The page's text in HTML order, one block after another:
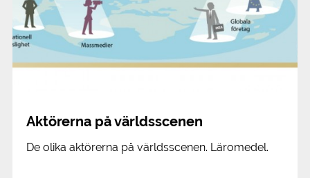
Aktörerna på världsscenen
De olika aktörerna på världsscenen. Läromedel.